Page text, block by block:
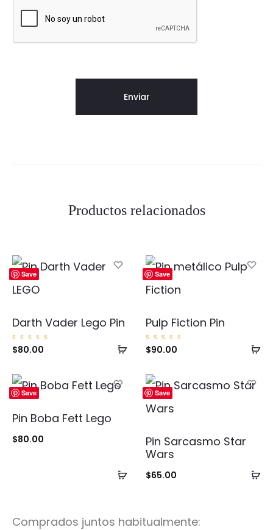
Productos relacionados
Save
Añadir
carrito
Darth Vader Lego Pin
Valorad
o con
$80.00
Save
Pulp Fiction Pin
Valorad
o con
$90.00
Save
Añadir
Pin Boba Fett Lego
$80.00
Save
Pin Sarcasmo Star
Wars
$65.00
Comprados juntos habitualmente: